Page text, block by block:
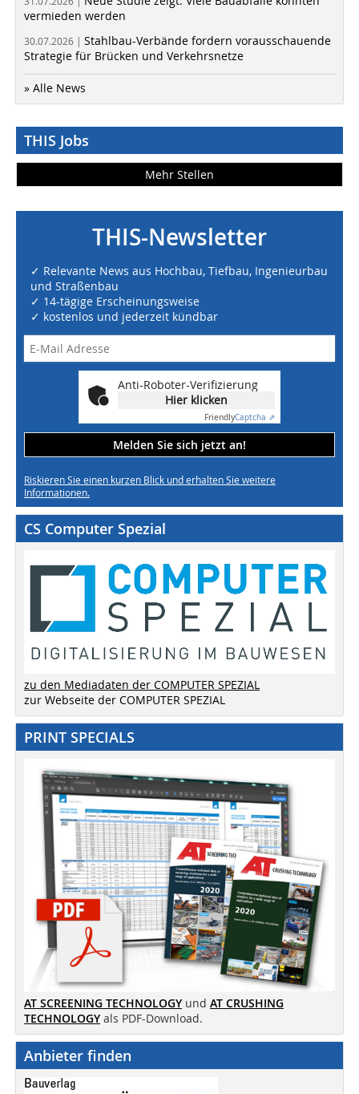
vermieden werden
30.07.2026 | Stahlbau-Verbände fordern vorausschauende
Strategie für Brücken und Verkehrsnetze
» Alle News
THIS Jobs
Mehr Stellen
THIS-Newsletter
✓ Relevante News aus Hochbau, Tiefbau, Ingenieurbau
und Straßenbau
✓ 14-tägige Erscheinungsweise
✓ kostenlos und jederzeit kündbar
Anti-Roboter-Verifizierung
Hier klicken
FriendlyCaptcha ⇗
Melden Sie sich jetzt an!
Riskieren Sie einen kurzen Blick und erhalten Sie weitere
Informationen.
CS Computer Spezial
zu den Mediadaten der COMPUTER SPEZIAL
zur Webseite der COMPUTER SPEZIAL
PRINT SPECIALS
AT SCREENING TECHNOLOGY und AT CRUSHING
TECHNOLOGY als PDF-Download.
Anbieter finden